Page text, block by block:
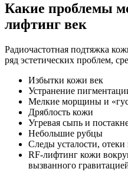
Какие проблемы
лифтинг век
Радиочастотная подтяжка
ряд эстетических проблем,
Избытки кожи век
Устранение
Мелкие морщины и
Дряблость кожи
Угревая сыпь и
Небольшие рубцы
Следы усталости, отеки
RF-лифтинг кожи
вызванного